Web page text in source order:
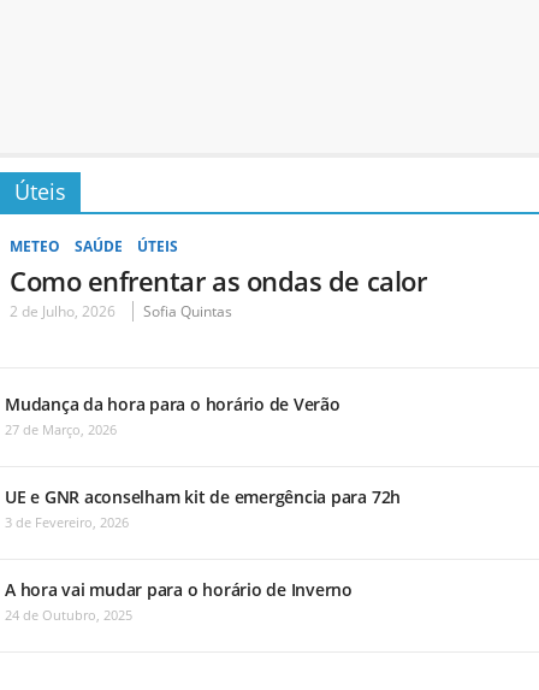
Úteis
METEO SAÚDE ÚTEIS
Como enfrentar as ondas de calor
2 de Julho, 2026 Sofia Quintas
Mudança da hora para o horário de Verão
27 de Março, 2026
UE e GNR aconselham kit de emergência para 72h
3 de Fevereiro, 2026
A hora vai mudar para o horário de Inverno
24 de Outubro, 2025